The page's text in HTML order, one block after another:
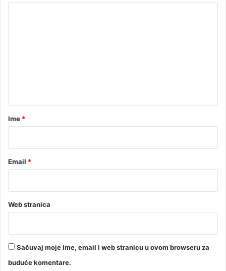
rIme *
Email *
Web stranica
Sačuvaj moje ime, email i web stranicu u ovom browseru za
buduće komentare.